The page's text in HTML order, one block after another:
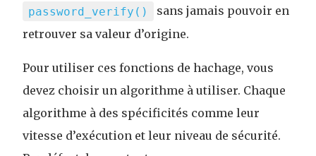
password_verify()
sans jamais pouvoir en
retrouver sa valeur d’origine.
Pour utiliser ces fonctions de hachage, vous
devez choisir un algorithme à utiliser. Chaque
algorithme à des spécificités comme leur
vitesse d’exécution et leur niveau de sécurité.